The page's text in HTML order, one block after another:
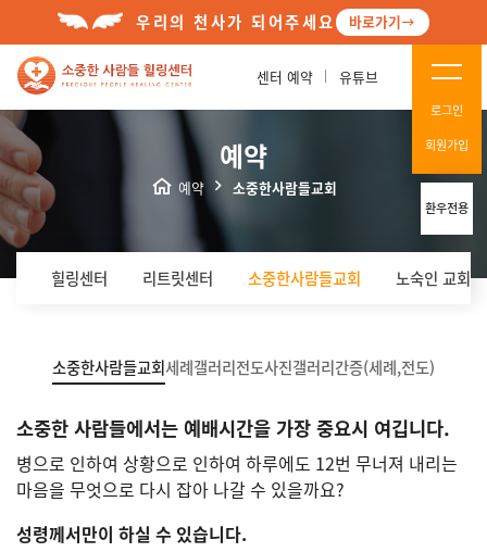
우리의 천사가 되어주세요 바로가기
센터 예약 유튜브
로그인
회원가입
환우전용
예약
예약 소중한사람들교회
힐링센터 리트릿센터 소중한사람들교회 노숙인 교회(
소중한사람들교회세례갤러리전도사진갤러리간증(세례,전도)
소중한 사람들에서는 예배시간을 가장 중요시 여깁니다.
병으로 인하여 상황으로 인하여 하루에도 12번 무너져 내리는
마음을 무엇으로 다시 잡아 나갈 수 있을까요?
성령께서만이 하실 수 있습니다.